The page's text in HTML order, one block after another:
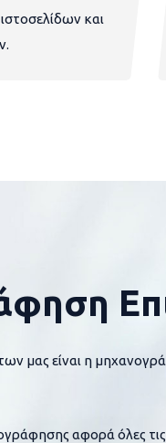
και
μας είναι η
αφορά όλες τις